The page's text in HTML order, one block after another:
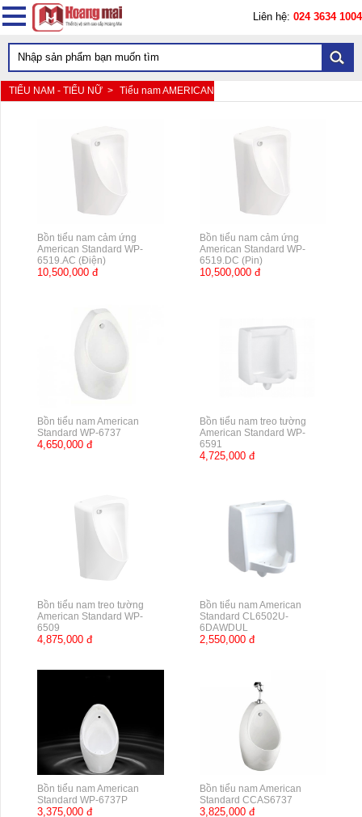
Liên hệ: 024 3634 1004
TIỂU NAM - TIỂU NỮ > Tiểu nam AMERICAN
Bồn tiểu nam cảm ứng
American Standard WP-
6519.AC (Điện)
10,500,000 đ
Bồn tiểu nam cảm ứng
American Standard WP-
6519.DC (Pin)
10,500,000 đ
Bồn tiểu nam American
Standard WP-6737
4,650,000 đ
Bồn tiểu nam treo tường
American Standard WP-
6591
4,725,000 đ
Bồn tiểu nam treo tường
American Standard WP-
6509
4,875,000 đ
Bồn tiểu nam American
Standard CL6502U-
6DAWDUL
2,550,000 đ
Bồn tiểu nam American
Standard WP-6737P
3,375,000 đ
Bồn tiểu nam American
Standard CCAS6737
3,825,000 đ